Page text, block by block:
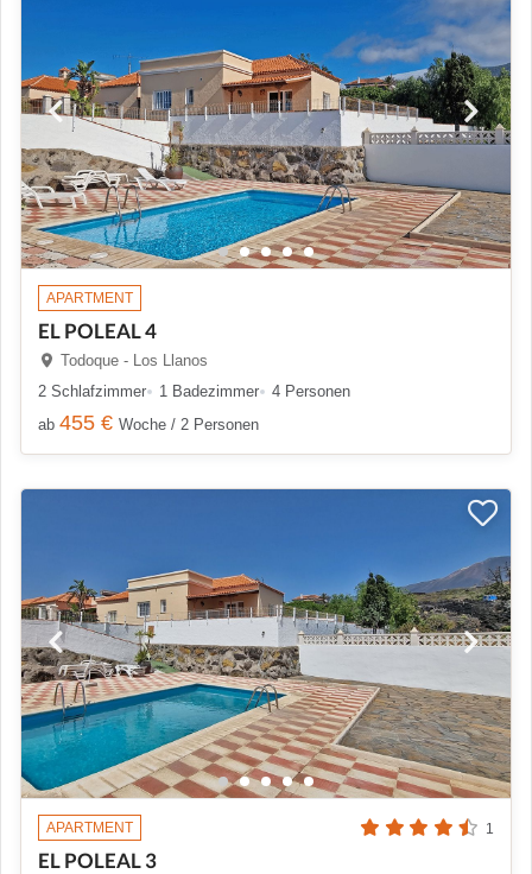
APARTMENT
EL POLEAL 4
Todoque - Los Llanos
2 Schlafzimmer
1 Badezimmer
4 Personen
ab 455 € Woche / 2 Personen
APARTMENT 1
EL POLEAL 3